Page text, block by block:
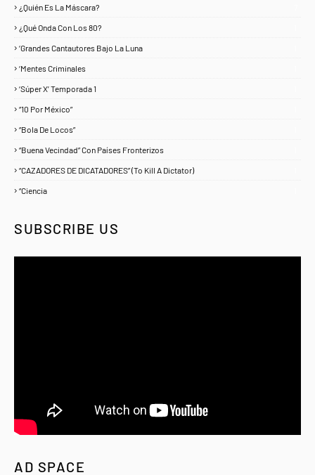
¿Quién Es La Máscara?
¿Qué Onda Con Los 80?
‘Grandes Cantautores Bajo La Luna
‘Mentes Criminales
‘Súper X’ Temporada 1
“10 Por México”
“Bola De Locos”
“Buena Vecindad” Con Países Fronterizos
“CAZADORES DE DICATADORES” (To Kill A Dictator)
“Ciencia
SUBSCRIBE US
AD SPACE